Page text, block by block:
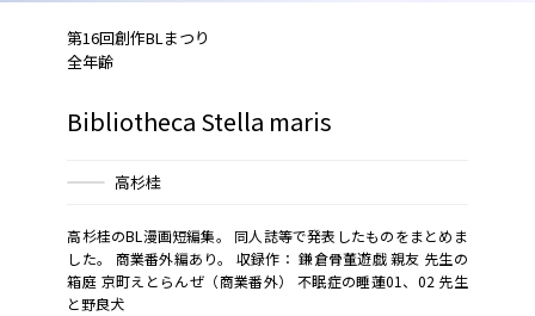
第16回創作BLまつり
全年齢
Bibliotheca Stella maris
高杉桂
高杉桂のBL漫画短編集。 同人誌等で発表したものをまとめま
した。 商業番外編あり。 収録作： 鎌倉骨董遊戯 親友 先生の
箱庭 京町えとらんぜ（商業番外） 不眠症の睡蓮01、02 先生
と野良犬